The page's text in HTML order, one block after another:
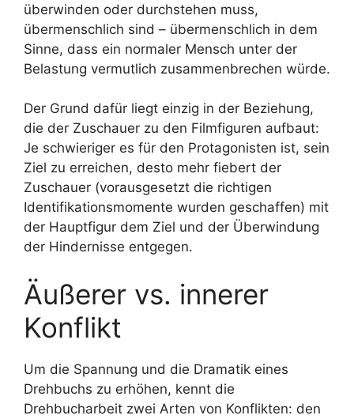
überwinden oder durchstehen muss,
übermenschlich sind – übermenschlich in dem
Sinne, dass ein normaler Mensch unter der
Belastung vermutlich zusammenbrechen würde.
Der Grund dafür liegt einzig in der Beziehung,
die der Zuschauer zu den Filmfiguren aufbaut:
Je schwieriger es für den Protagonisten ist, sein
Ziel zu erreichen, desto mehr fiebert der
Zuschauer (vorausgesetzt die richtigen
Identifikationsmomente wurden geschaffen) mit
der Hauptfigur dem Ziel und der Überwindung
der Hindernisse entgegen.
Äußerer vs. innerer
Konflikt
Um die Spannung und die Dramatik eines
Drehbuchs zu erhöhen, kennt die
Drehbucharbeit zwei Arten von Konflikten: den